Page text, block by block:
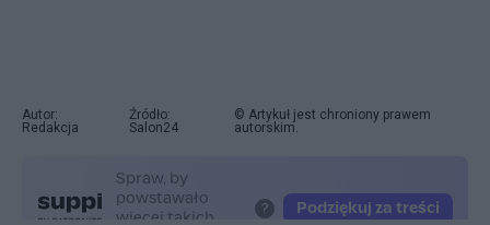
Autor:
Redakcja
Źródło:
Salon24
© Artykuł jest chroniony prawem
autorskim.